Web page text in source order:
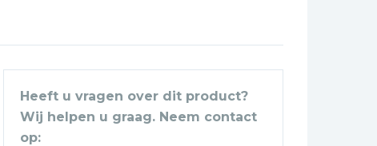
Heeft u vragen over dit product?
Wij helpen u graag. Neem contact
op: